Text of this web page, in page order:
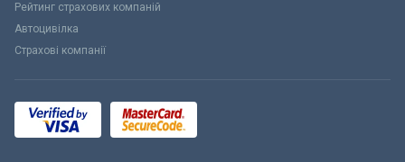
Рейтинг страхових компаній
Автоцивілка
Страхові компанії